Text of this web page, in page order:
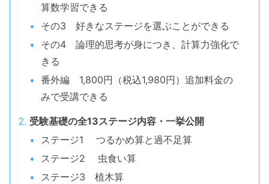
算数学習できる
その3 好きなステージを選ぶことができる
その4 論理的思考が身につき、計算力強化で
きる
番外編 1,800円（税込1,980円）追加料金の
みで受講できる
受験基礎の全13ステージ内容・一挙公開
ステージ1 つるかめ算と過不足算
ステージ2 虫食い算
ステージ3 植木算